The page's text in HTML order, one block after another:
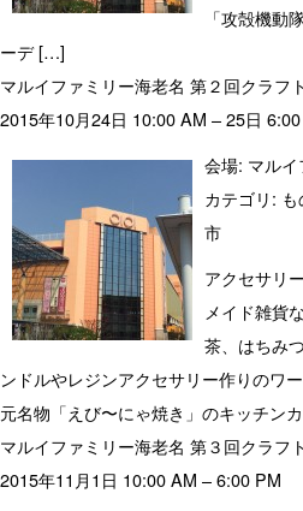
「攻殻機動
ーデ […]
マルイファミリー海老名 第２回クラフ
2015年10月24日 10:00 AM –25日
会場: マル
カテゴリ:
市
アクセサリ
メイド雑貨
茶、はちみ
ンドルやレジンアクセサリー作りのワ
元名物「えび〜にゃ焼き」のキッチン
マルイファミリー海老名 第３回クラフ
2015年11月1日 10:00 AM –6:00 PM